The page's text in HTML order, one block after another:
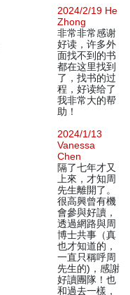
2024/2/19 He
Zhong
非常非常感谢
好读，许多外
面找不到的书
都在这里找到
了，找书的过
程，好读给了
我非常大的帮
助！
2024/1/13
Vanessa
Chen
隔了七年才又
上來，才知周
先生離開了。
很高興曾有機
會參與好讀，
透過網路與周
博士共事（真
也才知道的，
一直只稱呼周
先生的)，感謝
好讀團隊！也
和過去一樣，